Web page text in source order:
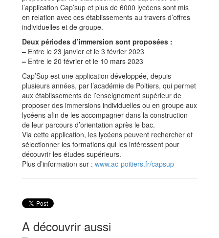
l’application Cap’sup et plus de 6000 lycéens sont mis
en relation avec ces établissements au travers d’offres
individuelles et de groupe.
Deux périodes d’immersion sont proposées :
– Entre le 23 janvier et le 3 février 2023
– Entre le 20 février et le 10 mars 2023
Cap’Sup est une application développée, depuis
plusieurs années, par l’académie de Poitiers, qui permet
aux établissements de l’enseignement supérieur de
proposer des immersions individuelles ou en groupe aux
lycéens afin de les accompagner dans la construction
de leur parcours d’orientation après le bac.
Via cette application, les lycéens peuvent rechercher et
sélectionner les formations qui les intéressent pour
découvrir les études supérieurs.
Plus d’information sur : www.ac-poitiers.fr/capsup
A découvrir aussi